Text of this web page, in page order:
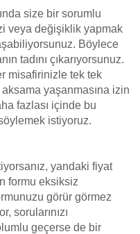
size bir sorumlu
veya değişiklik yapmak
Böylece
tadını çıkarıyorsunuz.
misafirinizle tek tek
yaşanmasına izin
fazlası içinde bu
istiyoruz.
yandaki fiyat
formu eksiksiz
görür görmez
sorularınızı
geçerse de bir